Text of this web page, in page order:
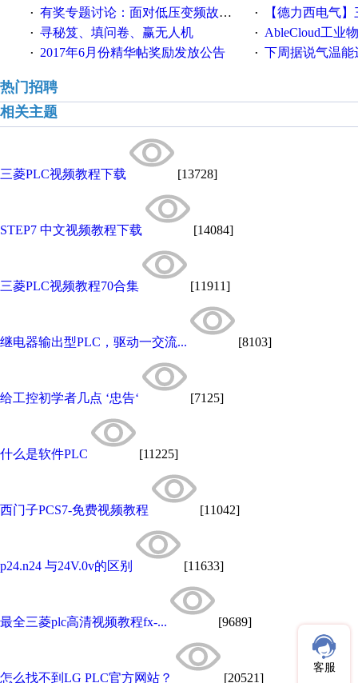
· 有奖专题讨论：面对低压变频故障，老手是这样解决的！ · 【德力西电气】三
· 寻秘笈、填问卷、赢无人机 · AbleCloud工业物联
· 2017年6月份精华帖奖励发放公告 · 下周据说气温能
热门招聘
相关主题
三菱PLC视频教程下载 [13728]
STEP7 中文视频教程下载 [14084]
三菱PLC视频教程70合集 [11911]
继电器输出型PLC，驱动一交流... [8103]
给工控初学者几点 ‘忠告‘ [7125]
什么是软件PLC [11225]
西门子PCS7-免费视频教程 [11042]
p24.n24 与24V.0v的区别 [11633]
最全三菱plc高清视频教程fx-... [9689]
怎么找不到LG PLC官方网站？ [20521]
客服